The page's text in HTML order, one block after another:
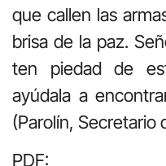
que callen las
brisa de la paz.
ten piedad de
ayúdala a
(Parolín, Secretario
PDF: